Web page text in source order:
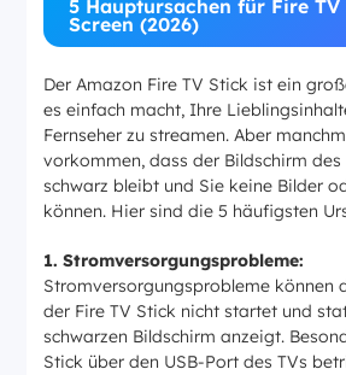
5 Hauptursachen für Fire
Screen (2026)
Der Amazon Fire TV Stick ist ein
es einfach macht, Ihre
Fernseher zu streamen. Aber
vorkommen, dass der Bildschirm des
schwarz bleibt und Sie keine Bilder
können. Hier sind die 5 häufigsten
1. Stromversorgungsprobleme:
Stromversorgungsprobleme können
der Fire TV Stick nicht startet und
schwarzen Bildschirm anzeigt.
Stick über den USB-Port des TVs